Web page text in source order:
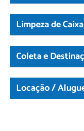
Limpeza de
Coleta e
Locação /